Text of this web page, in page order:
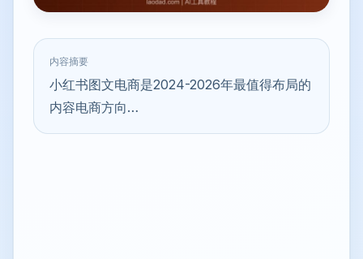
内容摘要
小红书图文电商是2024-2026年最值得布局的
内容电商方向…